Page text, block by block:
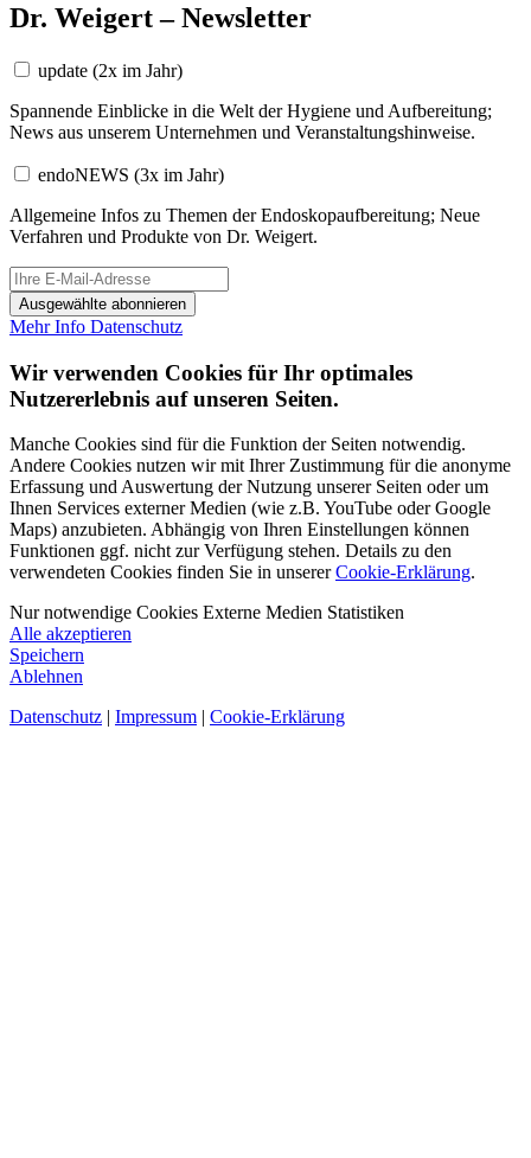
Dr. Weigert – Newsletter
update (2x im Jahr)
Spannende Einblicke in die Welt der Hygiene und Aufbereitung;
News aus unserem Unternehmen und Veranstaltungshinweise.
endoNEWS (3x im Jahr)
Allgemeine Infos zu Themen der Endoskopaufbereitung; Neue
Verfahren und Produkte von Dr. Weigert.
Ausgewählte abonnieren
Mehr Info Datenschutz
Wir verwenden Cookies für Ihr optimales
Nutzererlebnis auf unseren Seiten.
Manche Cookies sind für die Funktion der Seiten notwendig.
Andere Cookies nutzen wir mit Ihrer Zustimmung für die anonyme
Erfassung und Auswertung der Nutzung unserer Seiten oder um
Ihnen Services externer Medien (wie z.B. YouTube oder Google
Maps) anzubieten. Abhängig von Ihren Einstellungen können
Funktionen ggf. nicht zur Verfügung stehen. Details zu den
verwendeten Cookies finden Sie in unsererCookie-Erklärung.
Nur notwendige Cookies Externe Medien Statistiken
Alle akzeptieren
Speichern
Ablehnen
Datenschutz | Impressum | Cookie-Erklärung